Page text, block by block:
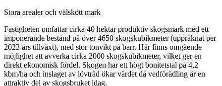
Stora arealer och välskött mark
Fastigheten omfattar cirka 40 hektar produktiv skogsmark med ett
imponerande bestånd på över 4650 skogskubikmeter (uppräknat per
2023 års tillväxt), med stor tonvikt på barr. Här finns omgående
möjlighet att avverka cirka 2000 skogskubikmeter, vilket ger en
direkt ekonomisk fördel. Skogen har ett högt bonitetstal på 4,2
kbm/ha och inslaget av lövträd ökar värdet då vedförädling är en
attraktiv del av skogsbruket idag.